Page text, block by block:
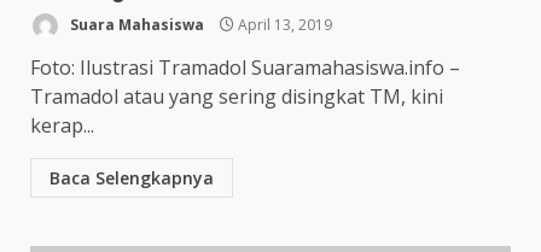
Suara Mahasiswa April 13, 2019
Foto: Ilustrasi Tramadol Suaramahasiswa.info –
Tramadol atau yang sering disingkat TM, kini
kerap...
Baca Selengkapnya